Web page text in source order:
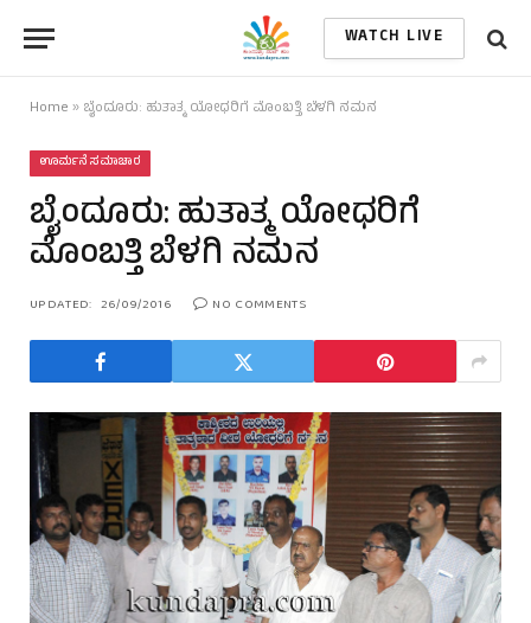
WATCH LIVE
Home » ಬೈಂದೂರು: ಹುತಾತ್ಮ ಯೋಧರಿಗೆ ಮೊಂಬತ್ತಿ ಬೆಳಗಿ ನಮನ
ಊರ್ಮನೆ ಸಮಾಚಾರ
ಬೈಂದೂರು: ಹುತಾತ್ಮ ಯೋಧರಿಗೆ
ಮೊಂಬತ್ತಿ ಬೆಳಗಿ ನಮನ
UPDATED: 26/09/2016 NO COMMENTS